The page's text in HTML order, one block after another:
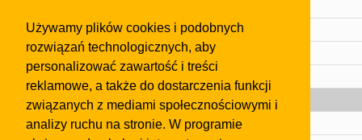
Używamy plików cookies i podobnych
rozwiązań technologicznych, aby
personalizować zawartość i treści
reklamowe, a także do dostarczenia funkcji
związanych z mediami społecznościowymi i
analizy ruchu na stronie. W programie
Kontakt
Regulamin
Gazeta
Olkusz